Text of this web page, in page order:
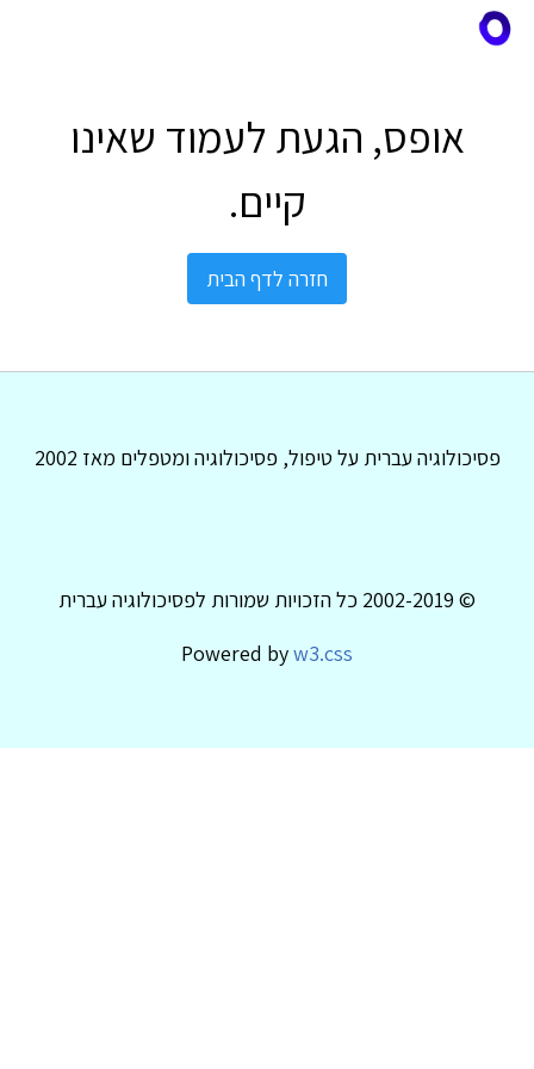
אופס, הגעת לעמוד שאינו
קיים.
חזרה לדף הבית
פסיכולוגיה עברית על טיפול, פסיכולוגיה ומטפלים מאז 2002
© 2002-2019 כל הזכויות שמורות לפסיכולוגיה עברית
Powered byw3.css